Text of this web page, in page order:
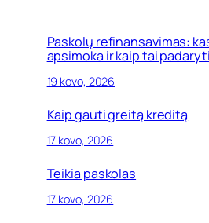
Paskolų refinansavimas:
apsimoka ir kaip tai
19 kovo, 2026
Kaip gauti greitą kreditą
17 kovo, 2026
Teikia paskolas
17 kovo, 2026